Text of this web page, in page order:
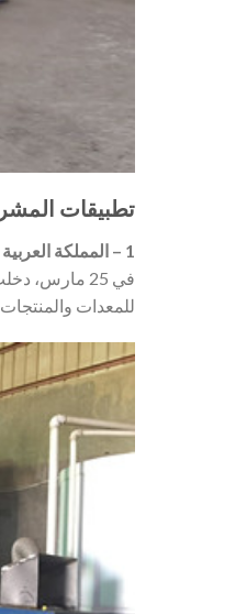
تطبيقات
1 – المملكة العربية السعودية
في 25 مارس،
للمعدات